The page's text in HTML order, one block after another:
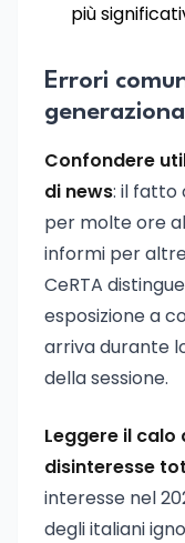
più
Errori
Confondere
di news: il fatto
per molte ore
informi per
CeRTA
esposizione a
arriva durante
della sessione.
Leggere il calo
disinteresse
interesse nel
degli italiani